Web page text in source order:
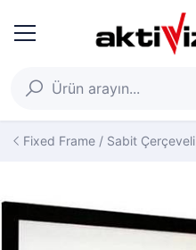
Fixed Frame / Sabit